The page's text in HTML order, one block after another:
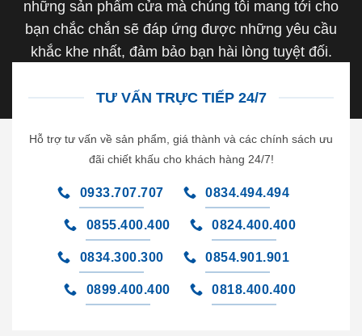
những sản phẩm cửa mà chúng tôi mang tới cho
bạn chắc chắn sẽ đáp ứng được những yêu cầu
khắc khe nhất, đảm bảo bạn hài lòng tuyệt đối.
TƯ VẤN TRỰC TIẾP 24/7
Hỗ trợ tư vấn về sản phẩm, giá thành và các chính sách ưu
đãi chiết khấu cho khách hàng 24/7!
0933.707.707 0834.494.494
0855.400.400 0824.400.400
0834.300.300 0854.901.901
0899.400.400 0818.400.400